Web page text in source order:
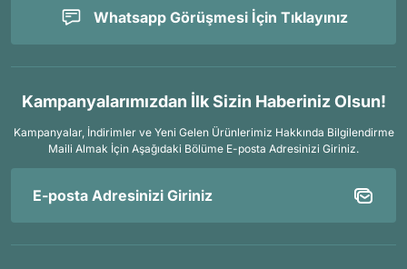
Whatsapp Görüşmesi İçin Tıklayınız
Kampanyalarımızdan İlk Sizin Haberiniz Olsun!
Kampanyalar, İndirimler ve Yeni Gelen Ürünlerimiz Hakkında Bilgilendirme
Maili Almak İçin Aşağıdaki Bölüme E-posta Adresinizi Giriniz.